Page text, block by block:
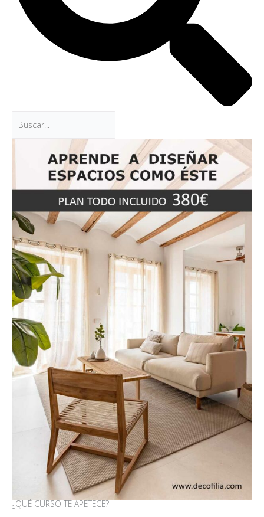
¿QUÉ CURSO TE APETECE?